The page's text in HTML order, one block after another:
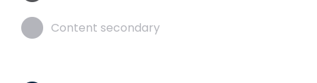
Content secondary